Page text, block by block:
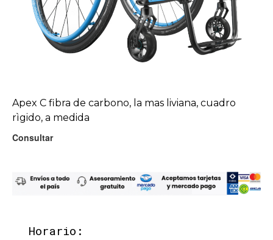
Apex C fibra de carbono, la mas liviana, cuadro
rìgido, a medida
Consultar
Horario: